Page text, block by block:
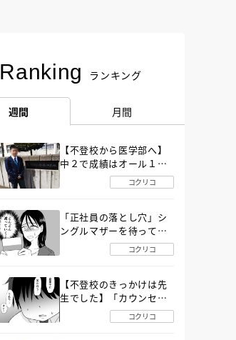
Ranking ランキング
週間 月間
【不登校から医学部へ】
中２で成績はオール１
「昼夜逆転」したわが子
を”夜遊び”に連れ出した
コクリコ
「正社員の落とし穴」シ
ングルマザーを待ってい
た“魔の２年間”【後編】
コクリコ
【不登校のきっかけは先
生でした】「カウンセリ
ングの時間」生徒の情報
をバラしたのは…《第２
コクリコ